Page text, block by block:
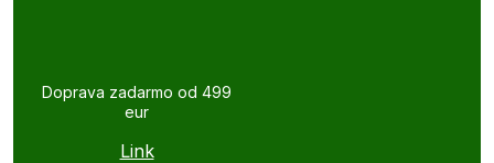
Doprava zadarmo od 499
eur
Link